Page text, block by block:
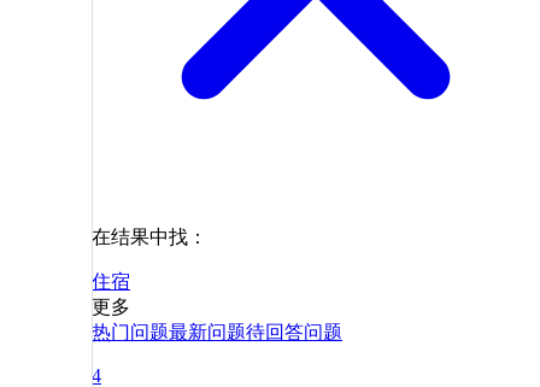
在结果中找：
住宿
更多
热门问题最新问题待回答问题
4